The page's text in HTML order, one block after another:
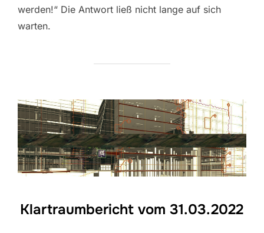
werden!“ Die Antwort ließ nicht lange auf sich
warten.
Klartraumbericht vom 31.03.2022